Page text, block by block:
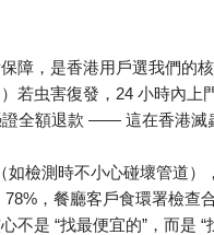
障，是香港用戶選我們的核
若虫害復發， 24 小時內上
全額退款 —— 這在香港滅
檢測時不小心碰壞管道）
78% ，餐廳客戶食環署檢查
不是 “找最便宜的” ，而是 “